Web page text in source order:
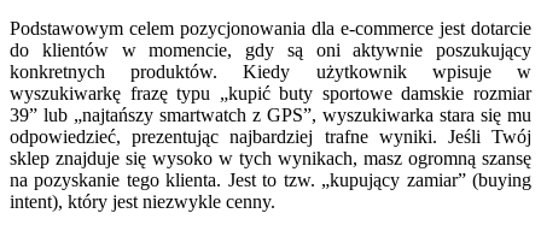
Podstawowym celem pozycjonowania dla e-commerce jest dotarcie
do klientów w momencie, gdy są oni aktywnie poszukujący
konkretnych produktów. Kiedy użytkownik wpisuje w
wyszukiwarkę frazę typu „kupić buty sportowe damskie rozmiar
39” lub „najtańszy smartwatch z GPS”, wyszukiwarka stara się mu
odpowiedzieć, prezentując najbardziej trafne wyniki. Jeśli Twój
sklep znajduje się wysoko w tych wynikach, masz ogromną szansę
na pozyskanie tego klienta. Jest to tzw. „kupujący zamiar” (buying
intent), który jest niezwykle cenny.